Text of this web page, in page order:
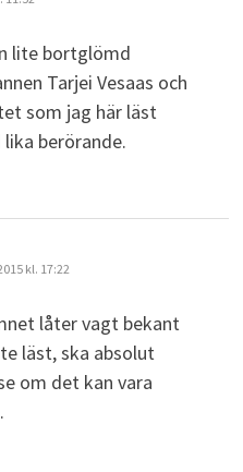
lite bortglömd
Tarjei Vesaas och
som jag här läst
berörande.
kl. 17:22
låter vagt bekant
läst, ska absolut
om det kan vara